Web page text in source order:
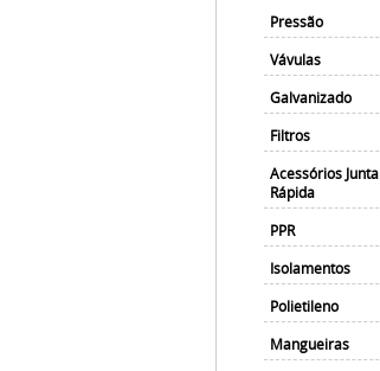
Pressão
Vávulas
Galvanizado
Filtros
Acessórios Junta
Rápida
PPR
Isolamentos
Polietileno
Mangueiras